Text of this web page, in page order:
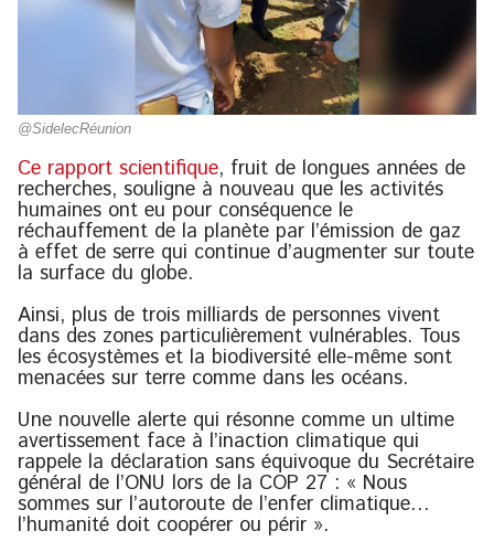
@SidelecRéunion
Ce rapport scientifique, fruit de longues années de
recherches, souligne à nouveau que les activités
humaines ont eu pour conséquence le
réchauffement de la planète par l’émission de gaz
à effet de serre qui continue d’augmenter sur toute
la surface du globe.
Ainsi, plus de trois milliards de personnes vivent
dans des zones particulièrement vulnérables. Tous
les écosystèmes et la biodiversité elle-même sont
menacées sur terre comme dans les océans.
Une nouvelle alerte qui résonne comme un ultime
avertissement face à l’inaction climatique qui
rappele la déclaration sans équivoque du Secrétaire
général de l’ONU lors de la COP 27 : « Nous
sommes sur l’autoroute de l’enfer climatique…
l’humanité doit coopérer ou périr ».